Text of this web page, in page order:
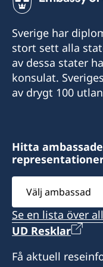
+966 2 6069005
E-post
Fax
Cross section of
Sultan Street
Al-Sulaiman
8:th Floor
Postadress:
Consulate of
Saud Alsulaiman
PO Box 127383
Sverige har
stort sett alla
av dessa stater
konsulat.
av drygt 100
Hitta
Välj
ambassad
Se en lista över
UD Resklar
Få aktuell